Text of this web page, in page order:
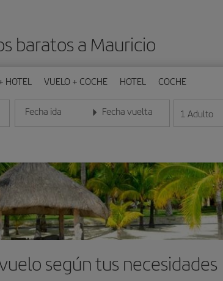
baratos a Mauricio
HOTEL VUELO + COCHE HOTEL COCHE
Fecha ida
Introduce la fecha en formato día/mes/año
Fecha vuelta
Introduce la fecha en formato día/
1 Adulto
según tus necesidades